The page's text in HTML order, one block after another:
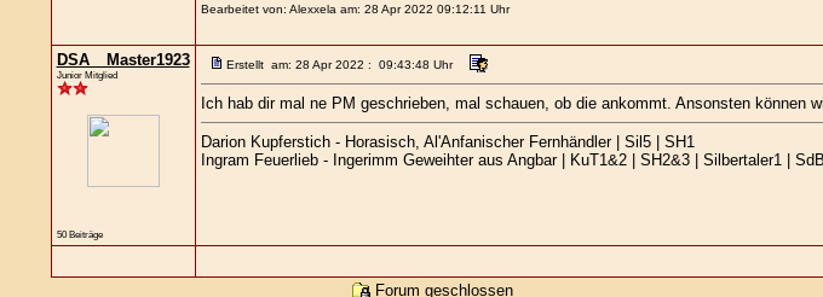
Bearbeitet von: Alexxela am: 28 Apr 2022 09:12:11 Uhr
DSA__Master1923
Junior Mitglied
50 Beiträge
Erstellt am: 28 Apr 2022 : 09:43:48 Uhr
Ich hab dir mal ne PM geschrieben, mal schauen, ob die ankommt. Ansonsten können
Darion Kupferstich - Horasisch, Al'Anfanischer Fernhändler | Sil5 | SH1
Ingram Feuerlieb - Ingerimm Geweihter aus Angbar | KuT1&2 | SH2&3 | Silbertaler1 |
Forum geschlossen